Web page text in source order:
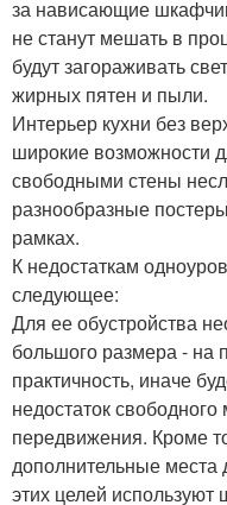
за нависающие
не станут мешать в
будут загораживать
жирных пятен и пыли.
Интерьер кухни без
широкие возможности
свободными стены
разнообразные
рамках.
К недостаткам
следующее:
Для ее обустройства
большого размера - на
практичность, иначе
недостаток
передвижения. Кроме
дополнительные места
этих целей